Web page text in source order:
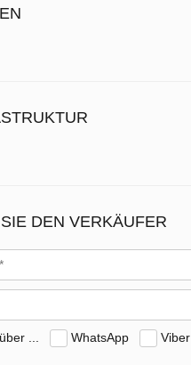
DEN VERKÄUFER
... WhatsApp
Viber